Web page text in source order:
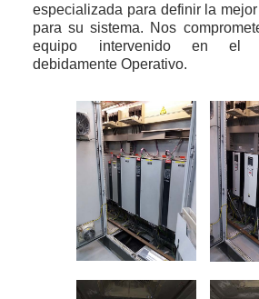
especializada para definir la
para su sistema. Nos
equipo intervenido en el
debidamente Operativo.